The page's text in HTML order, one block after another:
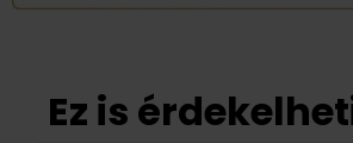
Ez is